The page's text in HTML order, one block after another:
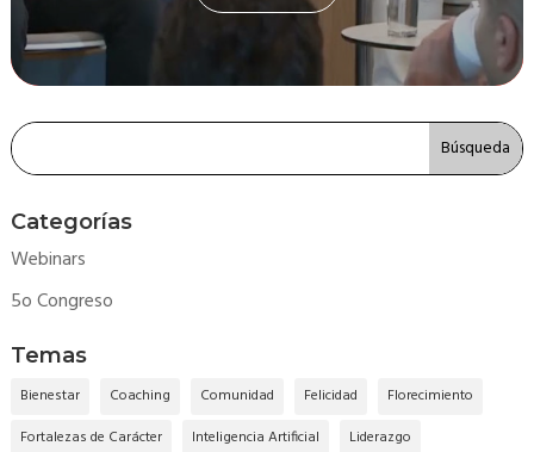
Categorías
Webinars
5o Congreso
Temas
Bienestar Coaching Comunidad Felicidad
Florecimiento
Fortalezas de Carácter
Inteligencia Artificial
Liderazgo